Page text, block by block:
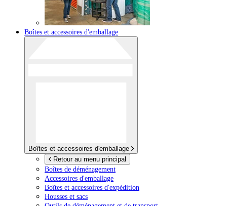
Boîtes et accessoires d'emballage
Boîtes et accessoires d'emballage
Retour au menu principal
Boîtes de déménagement
Accessoires d'emballage
Boîtes et accessoires d'expédition
Housses et sacs